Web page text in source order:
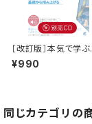
［改訂版］本気で学ぶ
ランス語 別売CD（3
枚セット）
¥990
同じカテゴリの